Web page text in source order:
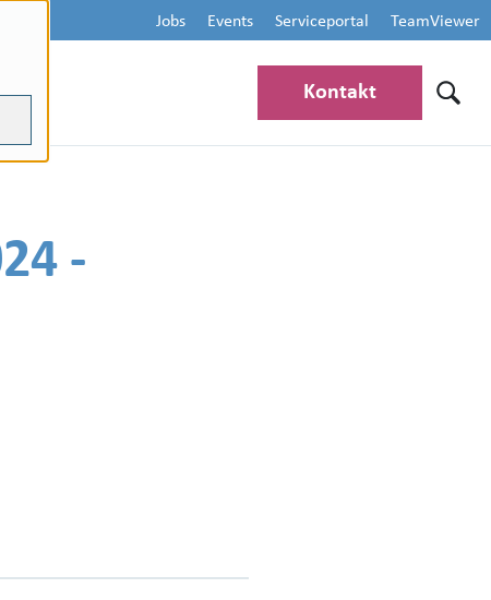
Jobs Events Serviceportal TeamViewer
Kontakt
-